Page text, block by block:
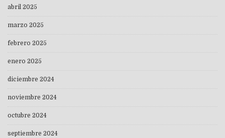
abril 2025
marzo 2025
febrero 2025
enero 2025
diciembre 2024
noviembre 2024
octubre 2024
septiembre 2024